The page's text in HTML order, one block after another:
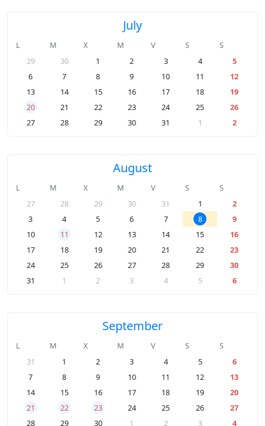
July
L M X M V S
S
29
30 1 2 3 4
5
6
7 8 9 10 11
12
13
14 15 16 17 18
19
20
21 22 23 24 25
26
27
28 29 30 31 1 2
August
L M X M V S
S
27
28 29 30 31 1
2
3
4 5 6 7 8
9
10
11 12 13 14 15
16
17
18 19 20 21 22
23
24
25 26 27 28 29
30
31
1 2 3 4 5 6
September
L M X M V S
S
31
1 2 3 4 5
6
7
8 9 10 11 12
13
14
15 16 17 18 19
20
21
22 23 24 25 26
27
28
29 30 1 2 3 4